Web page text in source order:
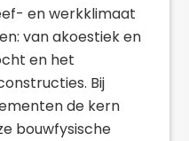
en werkklimaat
van akoestiek en
en het
Bij
de kern
bouwfysische